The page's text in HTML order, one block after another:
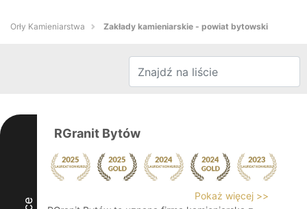
Orły Kamieniarstwa Zakłady kamieniarskie - powiat bytowski
RGranit Bytów
Pokaż więcej >>